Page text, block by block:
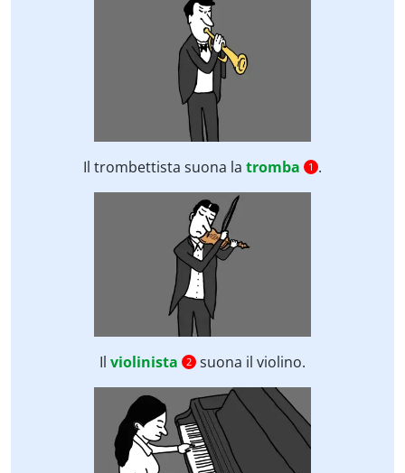
Il trombettista suona la tromba 1 .
Il violinista 2 suona il violino.